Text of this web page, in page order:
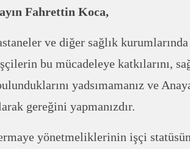
Fahrettin Koca,
ve diğer sağlık
bu mücadeleye katkılarını,
yadsımamanız ve
gereğini yapmanızdır.
yönetmeliklerinin işçi